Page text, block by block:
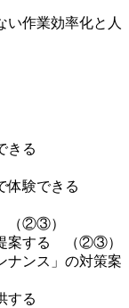
作業効率化と人
きる
体験できる
（②③）
案する （②③）
ナンス」の対策案
する